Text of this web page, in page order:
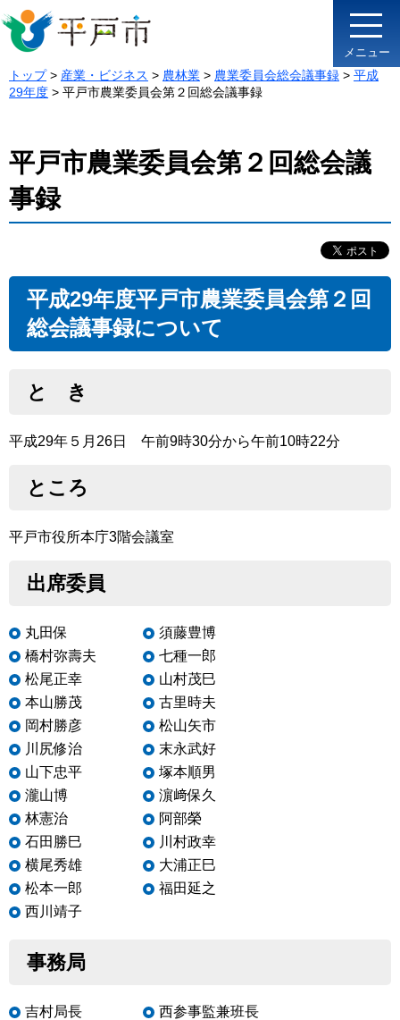
メニュー
トップ> 産業・ビジネス > 農林業 > 農業委員会総会議事録 > 平成
29年度 > 平戸市農業委員会第２回総会議事録
平戸市農業委員会第２回総会議
事録
平成29年度平戸市農業委員会第２回
総会議事録について
と き
平成29年５月26日 午前9時30分から午前10時22分
ところ
平戸市役所本庁3階会議室
出席委員
丸田保
須藤豊博
橋村弥壽夫
七種一郎
松尾正幸
山村茂巳
本山勝茂
古里時夫
岡村勝彦
松山矢市
川尻修治
末永武好
山下忠平
塚本順男
瀧山博
濵﨑保久
林憲治
阿部榮
石田勝巳
川村政幸
横尾秀雄
大浦正巳
松本一郎
福田延之
西川靖子
事務局
吉村局長
西参事監兼班長